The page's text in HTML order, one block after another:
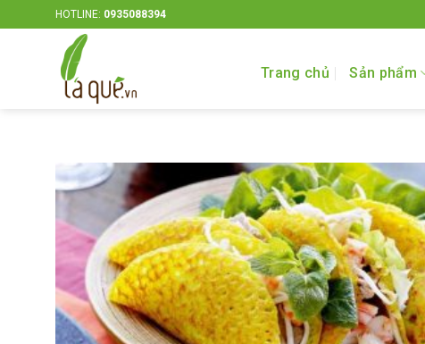
qua
HOTLINE: 0935088394
Trang chủ Sản phẩm